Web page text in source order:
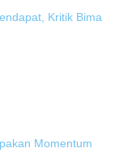
Kritik Bima
Momentum